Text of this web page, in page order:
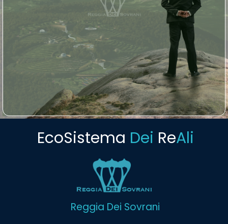
EcoSistema Dei ReAli
Reggia Dei Sovrani